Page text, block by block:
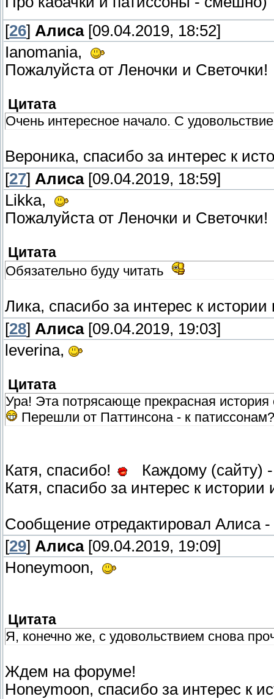
[26] Алиса[09.04.2019, 18:52]
Ianomania,
Пожалуйста от Леночки и
Цитата
Очень интересное начало. С
Вероника, спасибо за интерес к
[27] Алиса[09.04.2019, 18:59]
Likka,
Пожалуйста от Леночки и
Цитата
Обязательно буду читать
Лика, спасибо за интерес к
[28] Алиса[09.04.2019, 19:03]
leverina,
Цитата
Ура! Эта потрясающе прекрасная история
Перешли от Паттинсона - к патиссонам?
Катя, спасибо!
Каждому (сайту)
Катя, спасибо за интерес к
Сообщение отредактировал Алиса-
[29] Алиса[09.04.2019, 19:09]
Honeymoon,
Цитата
Я, конечно же, с удовольствием снова
Ждем на форуме!
Honeymoon, спасибо за интерес к